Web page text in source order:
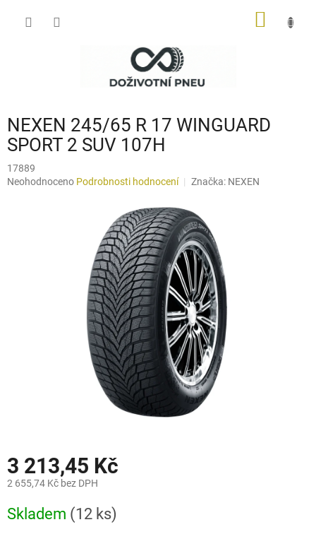
NEXEN 245/65 R 17 WINGUARD
SPORT 2 SUV 107H
17889
Průměrné
Neohodnoceno Podrobnosti hodnocení Značka: NEXEN
3 213,45 Kč
2 655,74 Kč bez DPH
cena:
Skladem (12 ks)